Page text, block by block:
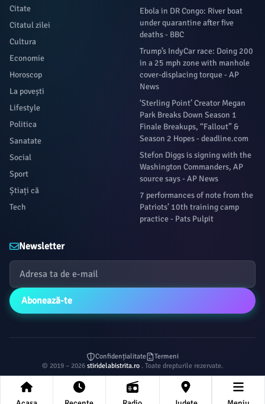
Citate
Citatul zilei
Cultura
Economie
Horoscop
La povești
Lifestyle
Politica
Sanatate
Social
Sport
Știați că
Tech
Ebola in DR Congo: River boat
under quarantine after five
deaths - BBC
Trump’s IndyCar race: Doing 200
in a 25 mph zone with manhole
cover-displacing torque - AP
News
‘Sterling Point’ Creator Megan
Park Breaks Down Season 1
Finale Breakups, “Fallout” &
Season 2 Hopes - deadline.com
Stefon Diggs is signing with the
Washington Commanders, AP
source says - AP News
7 performances of note from the
Patriots’ 10th training camp
practice - Pats Pulpit
Newsletter
Abonează-te
Confidențialitate
Termeni
© 2019 – 2026 stiridelabistrita.ro . Toate drepturile rezervate.